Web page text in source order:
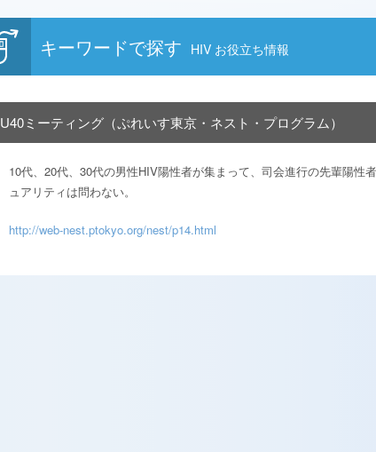
キーワードで探す HIV お役立ち情報
U40ミーティング（ぷれいす東京・ネスト・プログラム）
10代、20代、30代の男性HIV陽性者が集まって、司会進行の先輩陽性
ュアリティは問わない。
http://web-nest.ptokyo.org/nest/p14.html